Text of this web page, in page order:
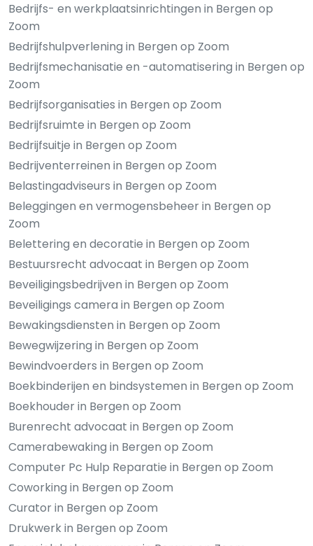
Bedrijfs- en werkplaatsinrichtingen in Bergen op
Zoom
Bedrijfshulpverlening in Bergen op Zoom
Bedrijfsmechanisatie en -automatisering in Bergen op
Zoom
Bedrijfsorganisaties in Bergen op Zoom
Bedrijfsruimte in Bergen op Zoom
Bedrijfsuitje in Bergen op Zoom
Bedrijventerreinen in Bergen op Zoom
Belastingadviseurs in Bergen op Zoom
Beleggingen en vermogensbeheer in Bergen op
Zoom
Belettering en decoratie in Bergen op Zoom
Bestuursrecht advocaat in Bergen op Zoom
Beveiligingsbedrijven in Bergen op Zoom
Beveiligings camera in Bergen op Zoom
Bewakingsdiensten in Bergen op Zoom
Bewegwijzering in Bergen op Zoom
Bewindvoerders in Bergen op Zoom
Boekbinderijen en bindsystemen in Bergen op Zoom
Boekhouder in Bergen op Zoom
Burenrecht advocaat in Bergen op Zoom
Camerabewaking in Bergen op Zoom
Computer Pc Hulp Reparatie in Bergen op Zoom
Coworking in Bergen op Zoom
Curator in Bergen op Zoom
Drukwerk in Bergen op Zoom